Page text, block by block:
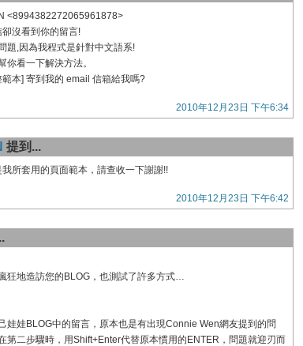
<8994382272065961878>
沒看到你的留言!
題,因為我程式是針對中文語系!
你看一下解決方法。
本] 寄到我的 email 信箱給我嗎?
2010年12月23日 下午6:34
提到...
所套用的頁面範本，請查收一下謝謝!!
2010年12月23日 下午6:42
狂地造訪您的BLOG，也測試了許多方式…
娃娃BLOG中的留言，原本也是有出現Connie Wen網友提到的問
第二步驟時，用Shift+Enter代替原本慣用的ENTER，問題就迎刃而